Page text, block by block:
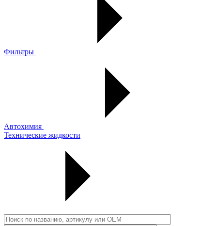
Фильтры
Автохимия
Технические жидкости